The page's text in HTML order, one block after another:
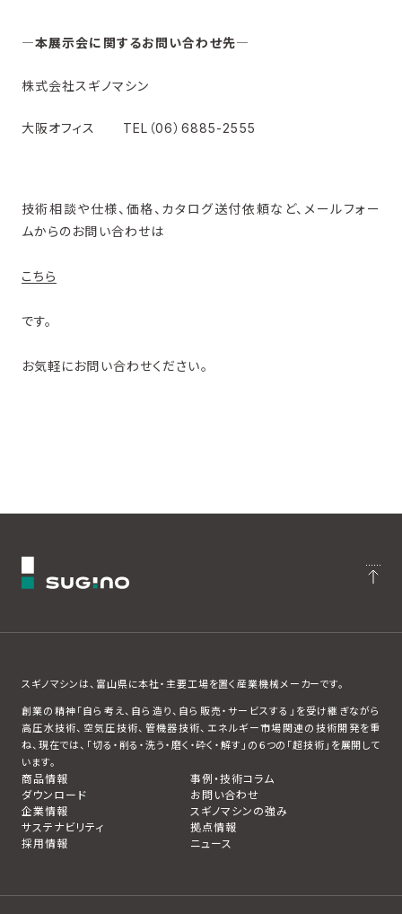
―本展示会に関するお問い合わせ先―
株式会社スギノマシン
大阪オフィス TEL（06）6885-2555
技術相談や仕様、価格、カタログ送付依頼など、メールフォー
ムからのお問い合わせは
こちら
です。
お気軽にお問い合わせください。
スギノマシンは、富山県に本社・主要工場を置く産業機械メーカーです。
創業の精神「自ら考え、自ら造り、自ら販売・サービスする」を受け継ぎながら
高圧水技術、空気圧技術、管機器技術、エネルギー市場関連の技術開発を重
ね、現在では、「切る・削る・洗う・磨く・砕く・解す」の６つの「超技術」を展開して
います。
商品情報
事例・技術コラム
ダウンロード
お問い合わせ
企業情報
スギノマシンの強み
サステナビリティ
拠点情報
採用情報
ニュース